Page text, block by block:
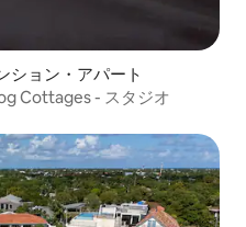
ション・アパート
Cottages - スタジオ